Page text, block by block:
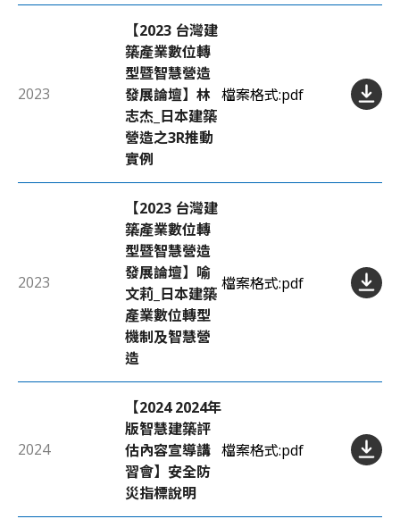
2023
【2023 台灣建
築產業數位轉
型暨智慧營造
發展論壇】林
志杰_日本建築
營造之3R推動
實例
檔案格式:pdf
2023
【2023 台灣建
築產業數位轉
型暨智慧營造
發展論壇】喻
文莉_日本建築
產業數位轉型
機制及智慧營
造
檔案格式:pdf
2024
【2024 2024年
版智慧建築評
估內容宣導講
習會】安全防
災指標說明
檔案格式:pdf